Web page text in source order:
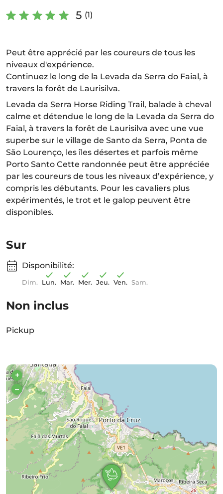
5 (1)
Peut être apprécié par les coureurs de tous les
niveaux d'expérience.
Continuez le long de la Levada da Serra do Faial, à
travers la forêt de Laurisilva.
Levada da Serra Horse Riding Trail, balade à cheval
calme et détendue le long de la Levada da Serra do
Faial, à travers la forêt de Laurisilva avec une vue
superbe sur le village de Santo da Serra, Ponta de
São Lourenço, les îles désertes et parfois même
Porto Santo Cette randonnée peut être appréciée
par les coureurs de tous les niveaux d’expérience, y
compris les débutants. Pour les cavaliers plus
expérimentés, le trot et le galop peuvent être
disponibles.
Sur
Disponibilité:
Dim. Lun. Mar. Mer. Jeu. Ven. Sam.
Non inclus
Pickup
+
–